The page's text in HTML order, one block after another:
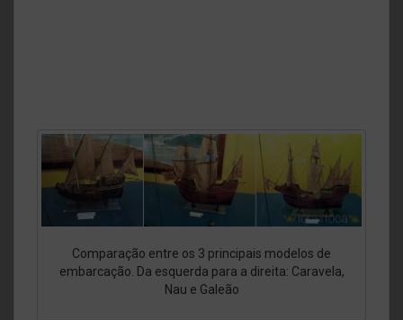
Comparação entre os 3 principais modelos de
embarcação. Da esquerda para a direita: Caravela,
Nau e Galeão